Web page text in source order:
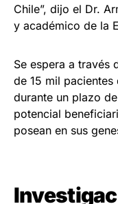
Chile”, dijo el Dr.
y académico de la
Se espera a través
de 15 mil
durante un plazo
potencial
posean en sus